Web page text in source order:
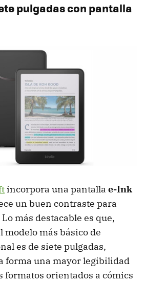
pulgadas con pantalla
incorpora una pantalla e-Ink
un buen contraste para
más destacable es que,
modelo más básico de
es de siete pulgadas,
forma una mayor legibilidad
formatos orientados a cómics